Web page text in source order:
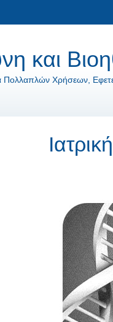
και
Πολλαπλών Χρήσεων,